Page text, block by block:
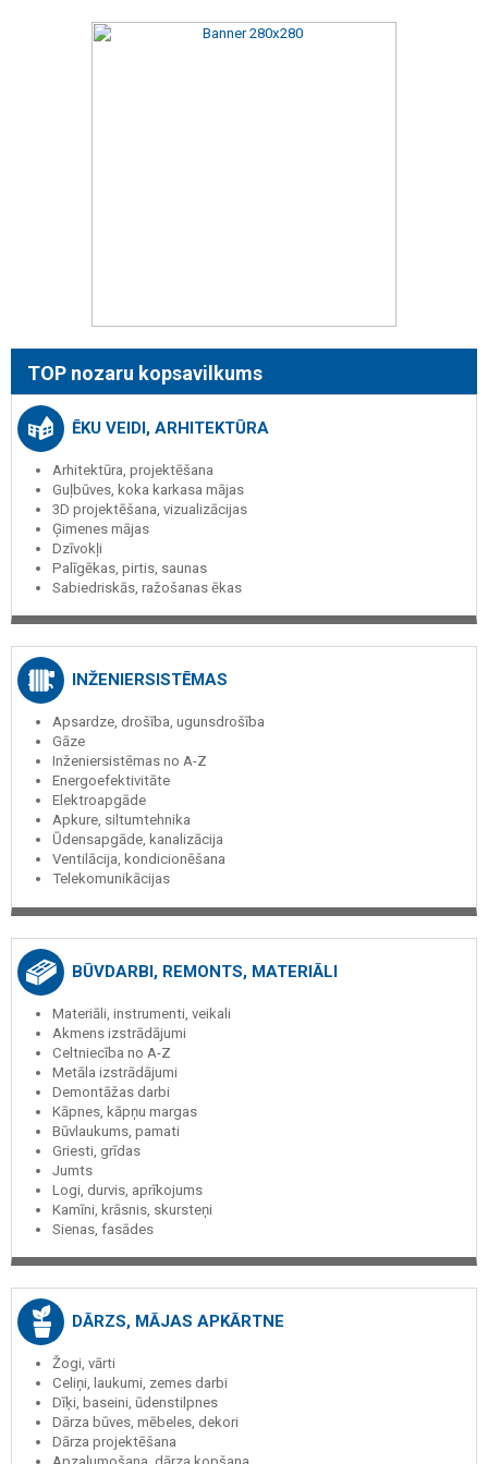
TOP nozaru kopsavilkums
ĒKU VEIDI, ARHITEKTŪRA
Arhitektūra, projektēšana
Guļbūves, koka karkasa mājas
3D projektēšana, vizualizācijas
Ģimenes mājas
Dzīvokļi
Palīgēkas, pirtis, saunas
Sabiedriskās, ražošanas ēkas
INŽENIERSISTĒMAS
Apsardze, drošība, ugunsdrošība
Gāze
Inženiersistēmas no A-Z
Energoefektivitāte
Elektroapgāde
Apkure, siltumtehnika
Ūdensapgāde, kanalizācija
Ventilācija, kondicionēšana
Telekomunikācijas
BŪVDARBI, REMONTS, MATERIĀLI
Materiāli, instrumenti, veikali
Akmens izstrādājumi
Celtniecība no A-Z
Metāla izstrādājumi
Demontāžas darbi
Kāpnes, kāpņu margas
Būvlaukums, pamati
Griesti, grīdas
Jumts
Logi, durvis, aprīkojums
Kamīni, krāsnis, skursteņi
Sienas, fasādes
DĀRZS, MĀJAS APKĀRTNE
Žogi, vārti
Celiņi, laukumi, zemes darbi
Dīķi, baseini, ūdenstilpnes
Dārza būves, mēbeles, dekori
Dārza projektēšana